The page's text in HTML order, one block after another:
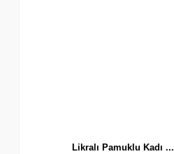
Likralı Pamuklu Kadı ...